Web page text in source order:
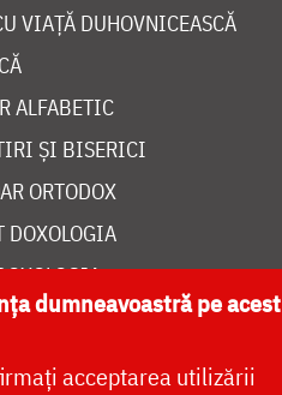
VIAȚĂ DUHOVNICEASCĂ
ALFABETIC
ȘI BISERICI
ORTODOX
DOXOLOGIA
dumneavoastră pe acest
acceptarea utilizării